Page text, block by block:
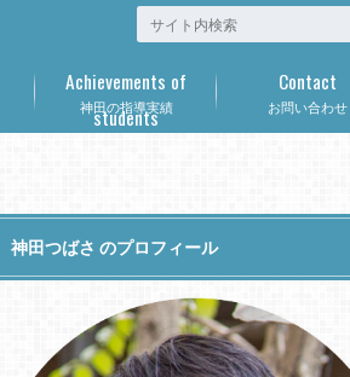
神田の指導実績
Achievements of
students
お問い合わせ
Contact
神田つばさ のプロフィール